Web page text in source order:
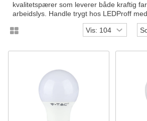
kvalitetspærer som leverer både kraftig
arbeidslys. Handle trygt hos LEDProff